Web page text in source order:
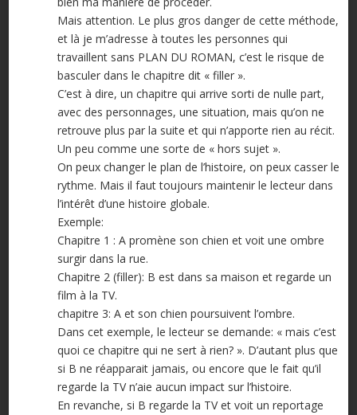
Mais attention. Le plus gros danger de cette méthode,
et là je m’adresse à toutes les personnes qui
travaillent sans PLAN DU ROMAN, c’est le risque de
basculer dans le chapitre dit « filler ».
C’est à dire, un chapitre qui arrive sorti de nulle part,
avec des personnages, une situation, mais qu’on ne
retrouve plus par la suite et qui n’apporte rien au récit.
Un peu comme une sorte de « hors sujet ».
On peux changer le plan de l’histoire, on peux casser le
rythme. Mais il faut toujours maintenir le lecteur dans
l’intérêt d’une histoire globale.
Exemple:
Chapitre 1 : A promène son chien et voit une ombre
surgir dans la rue.
Chapitre 2 (filler): B est dans sa maison et regarde un
film à la TV.
chapitre 3: A et son chien poursuivent l’ombre.
Dans cet exemple, le lecteur se demande: « mais c’est
quoi ce chapitre qui ne sert à rien? ». D’autant plus que
si B ne réapparait jamais, ou encore que le fait qu’il
regarde la TV n’aie aucun impact sur l’histoire.
En revanche, si B regarde la TV et voit un reportage